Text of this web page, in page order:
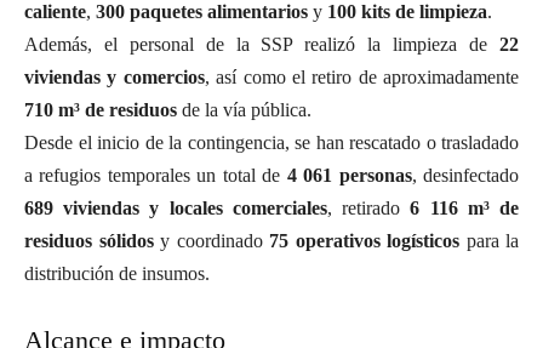
caliente, 300 paquetes alimentarios y 100 kits de limpieza.
Además, el personal de la SSP realizó la limpieza de 22
viviendas y comercios, así como el retiro de aproximadamente
710 m³ de residuos de la vía pública.
Desde el inicio de la contingencia, se han rescatado o trasladado
a refugios temporales un total de 4 061 personas, desinfectado
689 viviendas y locales comerciales, retirado6 116 m³ de
residuos sólidosy coordinado 75 operativos logísticos para la
distribución de insumos.
Alcance e impacto